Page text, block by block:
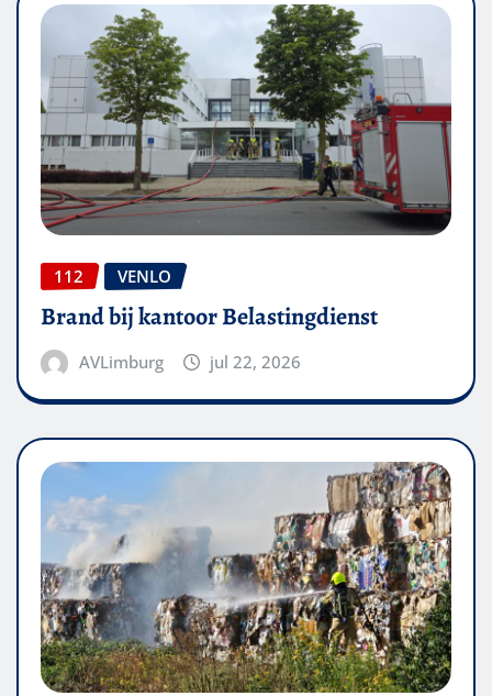
112 VENLO
Brand bij kantoor Belastingdienst
AVLimburg jul 22, 2026